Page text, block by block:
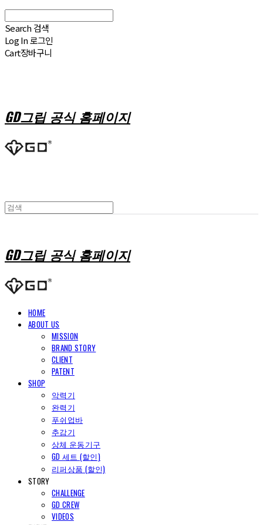
Search 검색
Log In로그인
Cart장바구니
GD그립 공식 홈페이지
GD그립 공식 홈페이지
HOME
ABOUT US
MISSION
BRAND STORY
CLIENT
PATENT
SHOP
악력기
완력기
푸쉬업바
추감기
상체 운동기구
GD 세트 (할인)
리퍼상품 (할인)
STORY
CHALLENGE
GD CREW
VIDEOS